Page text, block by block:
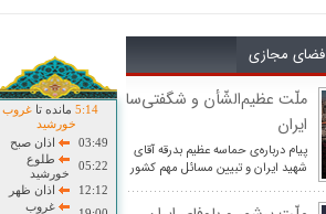
پیام های تسلیت شاگردان فضلا و دوستان
وقایع یازدهم محرم
فضای مجازی
ملّت عظیم‌الشّأن و شگفتی‌ساز
ایران
پیام درباره‌ی حماسه عظیم بدرقه آقای
شهید ایران و تبیین مسائل مهم کشور
5:14 مانده تاغروب
خورشید
03:49
اذان صبح
05:22
طلوع
خورشید
12:12
اذان ظهر
غروب